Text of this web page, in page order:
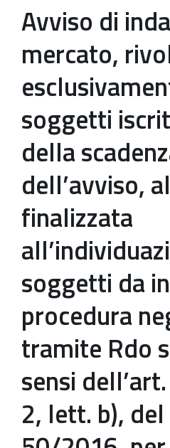
Avviso di
mercato,
soggetti
della
dell’avviso,
finalizzata
soggetti da
procedura
tramite Rdo
sensi
2, lett. b), del